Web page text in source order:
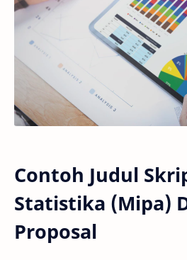
Contoh Judul
Statistika (Mipa)
Proposal